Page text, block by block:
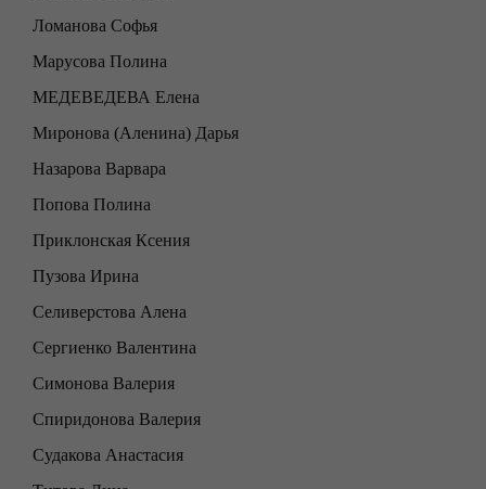
Ломанова Софья
Марусова Полина
МЕДЕВЕДЕВА Елена
Миронова (Аленина) Дарья
Назарова Варвара
Попова Полина
Приклонская Ксения
Пузова Ирина
Селиверстова Алена
Сергиенко Валентина
Симонова Валерия
Спиридонова Валерия
Судакова Анастасия